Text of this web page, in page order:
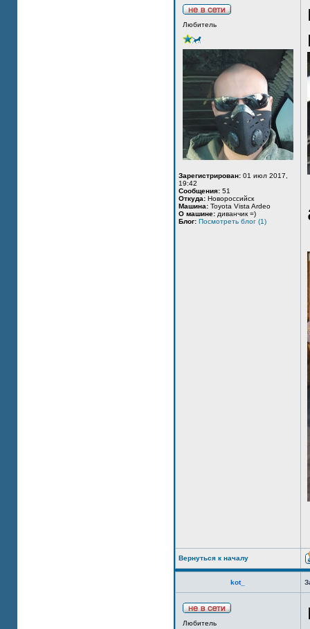
Любитель
Зарегистрирован: 01 июл 2017,
19:42
Сообщения: 51
Откуда: Новороссийск
Машина: Toyota Vista Ardeo
О машине: диванчик =)
Блог: Посмотреть блог (1)
Вернуться к началу
kot_
Любитель